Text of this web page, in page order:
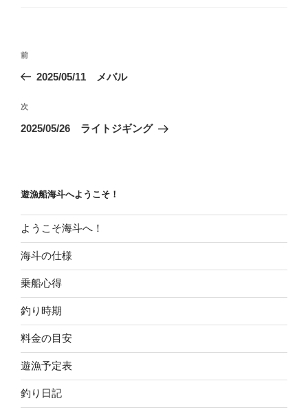
投
ビ
ゲ
ン
前
の
稿
前
2025/05/11 メバル
次
の
次
2025/05/26 ライトジギング
遊漁船海斗へようこそ！
ようこそ海斗へ！
海斗の仕様
乗船心得
釣り時期
料金の目安
遊漁予定表
釣り日記